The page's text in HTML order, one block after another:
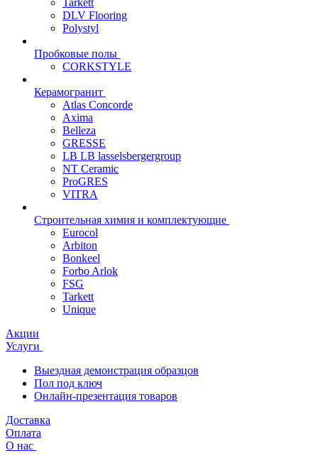
Tarkett
DLV Flooring
Polystyl
Пробковые полы
CORKSTYLE
Керамогранит
Atlas Concorde
Axima
Belleza
GRESSE
LB LB lasselsbergergroup
NT Ceramic
ProGRES
VITRA
Строительная химия и комплектующие
Eurocol
Arbiton
Bonkeel
Forbo Arlok
FSG
Tarkett
Unique
Акции
Услуги
Выездная демонстрация образцов
Пол под ключ
Онлайн-презентация товаров
Доставка
Оплата
О нас